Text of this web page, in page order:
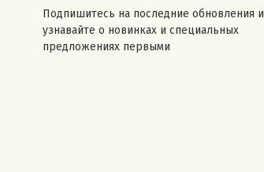
Подпишитесь на последние обновления и
узнавайте о новинках и специальных
предложениях первыми